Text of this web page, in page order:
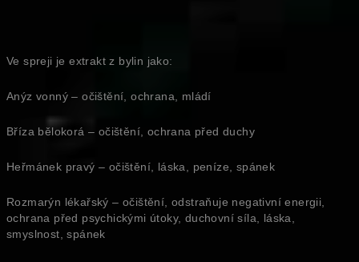
Ve spreji je extrakt z bylin jako:
Anýz vonný – očištění, ochrana, mládí
Bříza bělokorá – očištění, ochrana před duchy
Heřmánek pravý – očištění, láska, peníze, spánek
Rozmarýn lékařský – očištění, odstraňuje negativní energii,
ochrana před psychickými útoky, duchovní síla, láska,
smyslnost, spánek